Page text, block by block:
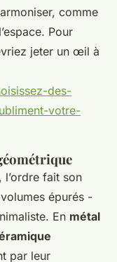
comme
Pour
jeter un œil à
des-
votre-
l’ordre fait son
épurés -
En métal
par leur